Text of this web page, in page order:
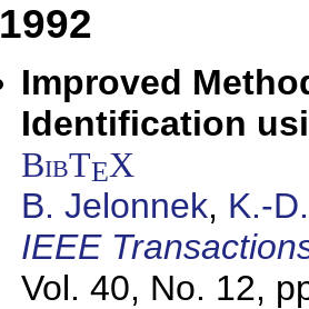
1992
Improved
Identification
BibTEX
B. Jelonnek, K.-
IEEE
Vol. 40, No. 12,